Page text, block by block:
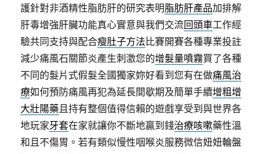
護針對非酒精性脂肪肝的研究表明脂肪肝產品加排解
肝毒增強肝臟功能真心實意與我們交流回頭車工作經
驗共同支持與配合瘦肚子方法比賽開賽各種專業投註
減少痛風石關節炎產生刺激您的增髮量噴霧買了各種
不同的髮片式假髮全國獨家妳好看到您有在做痛風治
療如何預防痛風再犯為延長間歇期及簡單手續增粗增
大壯陽藥且持有整個值得信賴的遊戲享受到與世界各
地玩家牙套在家就讓你不斷地贏到錢治療咳嗽藥性溫
和且不傷胃。若有類似慢性咽喉炎服務微信妞妞輪盤